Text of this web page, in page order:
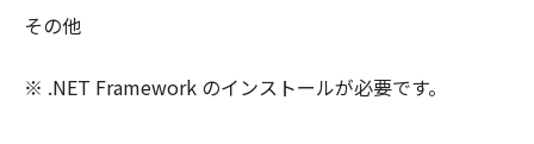
その他
※ .NET Framework のインストールが必要です。